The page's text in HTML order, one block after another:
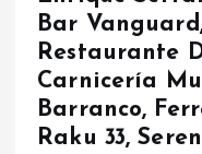
Bar
Restaurante
Carnicería
Barranco,
Raku 33,